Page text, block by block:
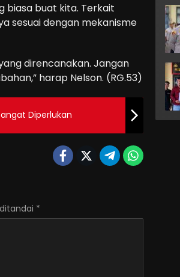
biasa buat kita. Terkait
sesuai dengan mekanisme
direncanakan. Jangan
harap Nelson. (RG.53)
Diperlukan
*